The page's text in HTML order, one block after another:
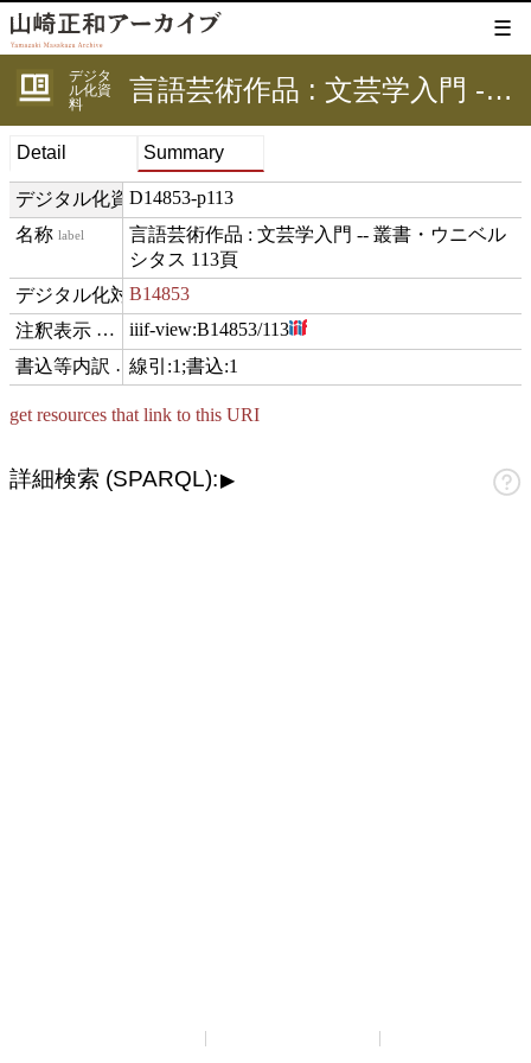
☰
デジタ
ル化資
料
言語芸術作品 : 文芸学入門 -- 叢書・ウニベルシタス 113頁
Detail Summary
デジタル化資料IDD14853-p113
label
言語芸術作品 : 文芸学入門 -- 叢書・ウニベル
シタス 113頁
digitizedFor
B14853
hasViewiiif-view:B14853/113
comment
線引:1;書込:1
get resources that link to this URI
詳細検索 (SPARQL):▶